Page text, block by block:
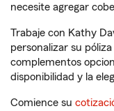
necesite agregar
Trabaje con Kathy
personalizar su
complementos
disponibilidad y la
Comience su